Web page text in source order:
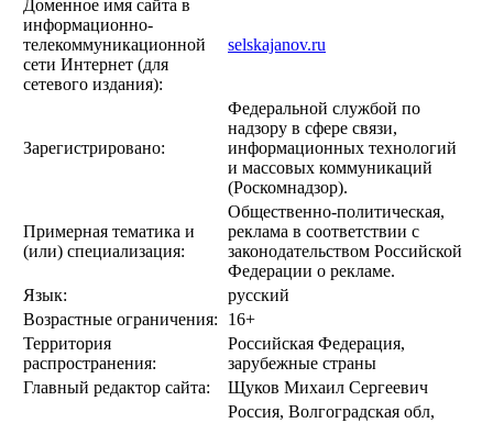
Доменное имя сайта в
информационно-
телекоммуникационной
сети Интернет (для
сетевого издания):
selskajanov.ru
Зарегистрировано:
Федеральной службой по
надзору в сфере связи,
информационных технологий
и массовых коммуникаций
(Роскомнадзор).
Примерная тематика и
(или) специализация:
Общественно-политическая,
реклама в соответствии с
законодательством Российской
Федерации о рекламе.
Язык:
русский
Возрастные ограничения:
16+
Территория
распространения:
Российская Федерация,
зарубежные страны
Главный редактор сайта:
Щуков Михаил Сергеевич
Россия, Волгоградская обл,